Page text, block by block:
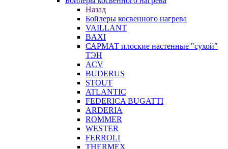
Назад
Бойлеры косвенного нагрева
VAILLANT
BAXI
САРМАТ плоские настенные "сухой"
ТЭН
ACV
BUDERUS
STOUT
ATLANTIC
FEDERICA BUGATTI
ARDERIA
ROMMER
WESTER
FERROLI
THERMEX